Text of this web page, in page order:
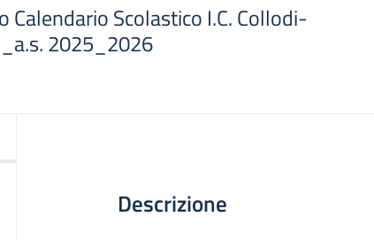
Calendario Scolastico I.C. Collodi-
2025_2026
Descrizione